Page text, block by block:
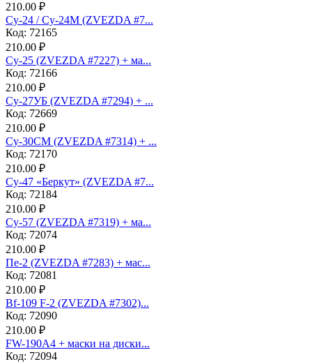
210.00 ₽
Су-24 / Су-24М (ZVEZDA #7...
Код: 72165
210.00 ₽
Су-25 (ZVEZDA #7227) + ма...
Код: 72166
210.00 ₽
Су-27УБ (ZVEZDA #7294) + ...
Код: 72669
210.00 ₽
Су-30СМ (ZVEZDA #7314) + ...
Код: 72170
210.00 ₽
Су-47 «Беркут» (ZVEZDA #7...
Код: 72184
210.00 ₽
Су-57 (ZVEZDA #7319) + ма...
Код: 72074
210.00 ₽
Пе-2 (ZVEZDA #7283) + мас...
Код: 72081
210.00 ₽
Bf-109 F-2 (ZVEZDA #7302)...
Код: 72090
210.00 ₽
FW-190A4 + маски на диски...
Код: 72094